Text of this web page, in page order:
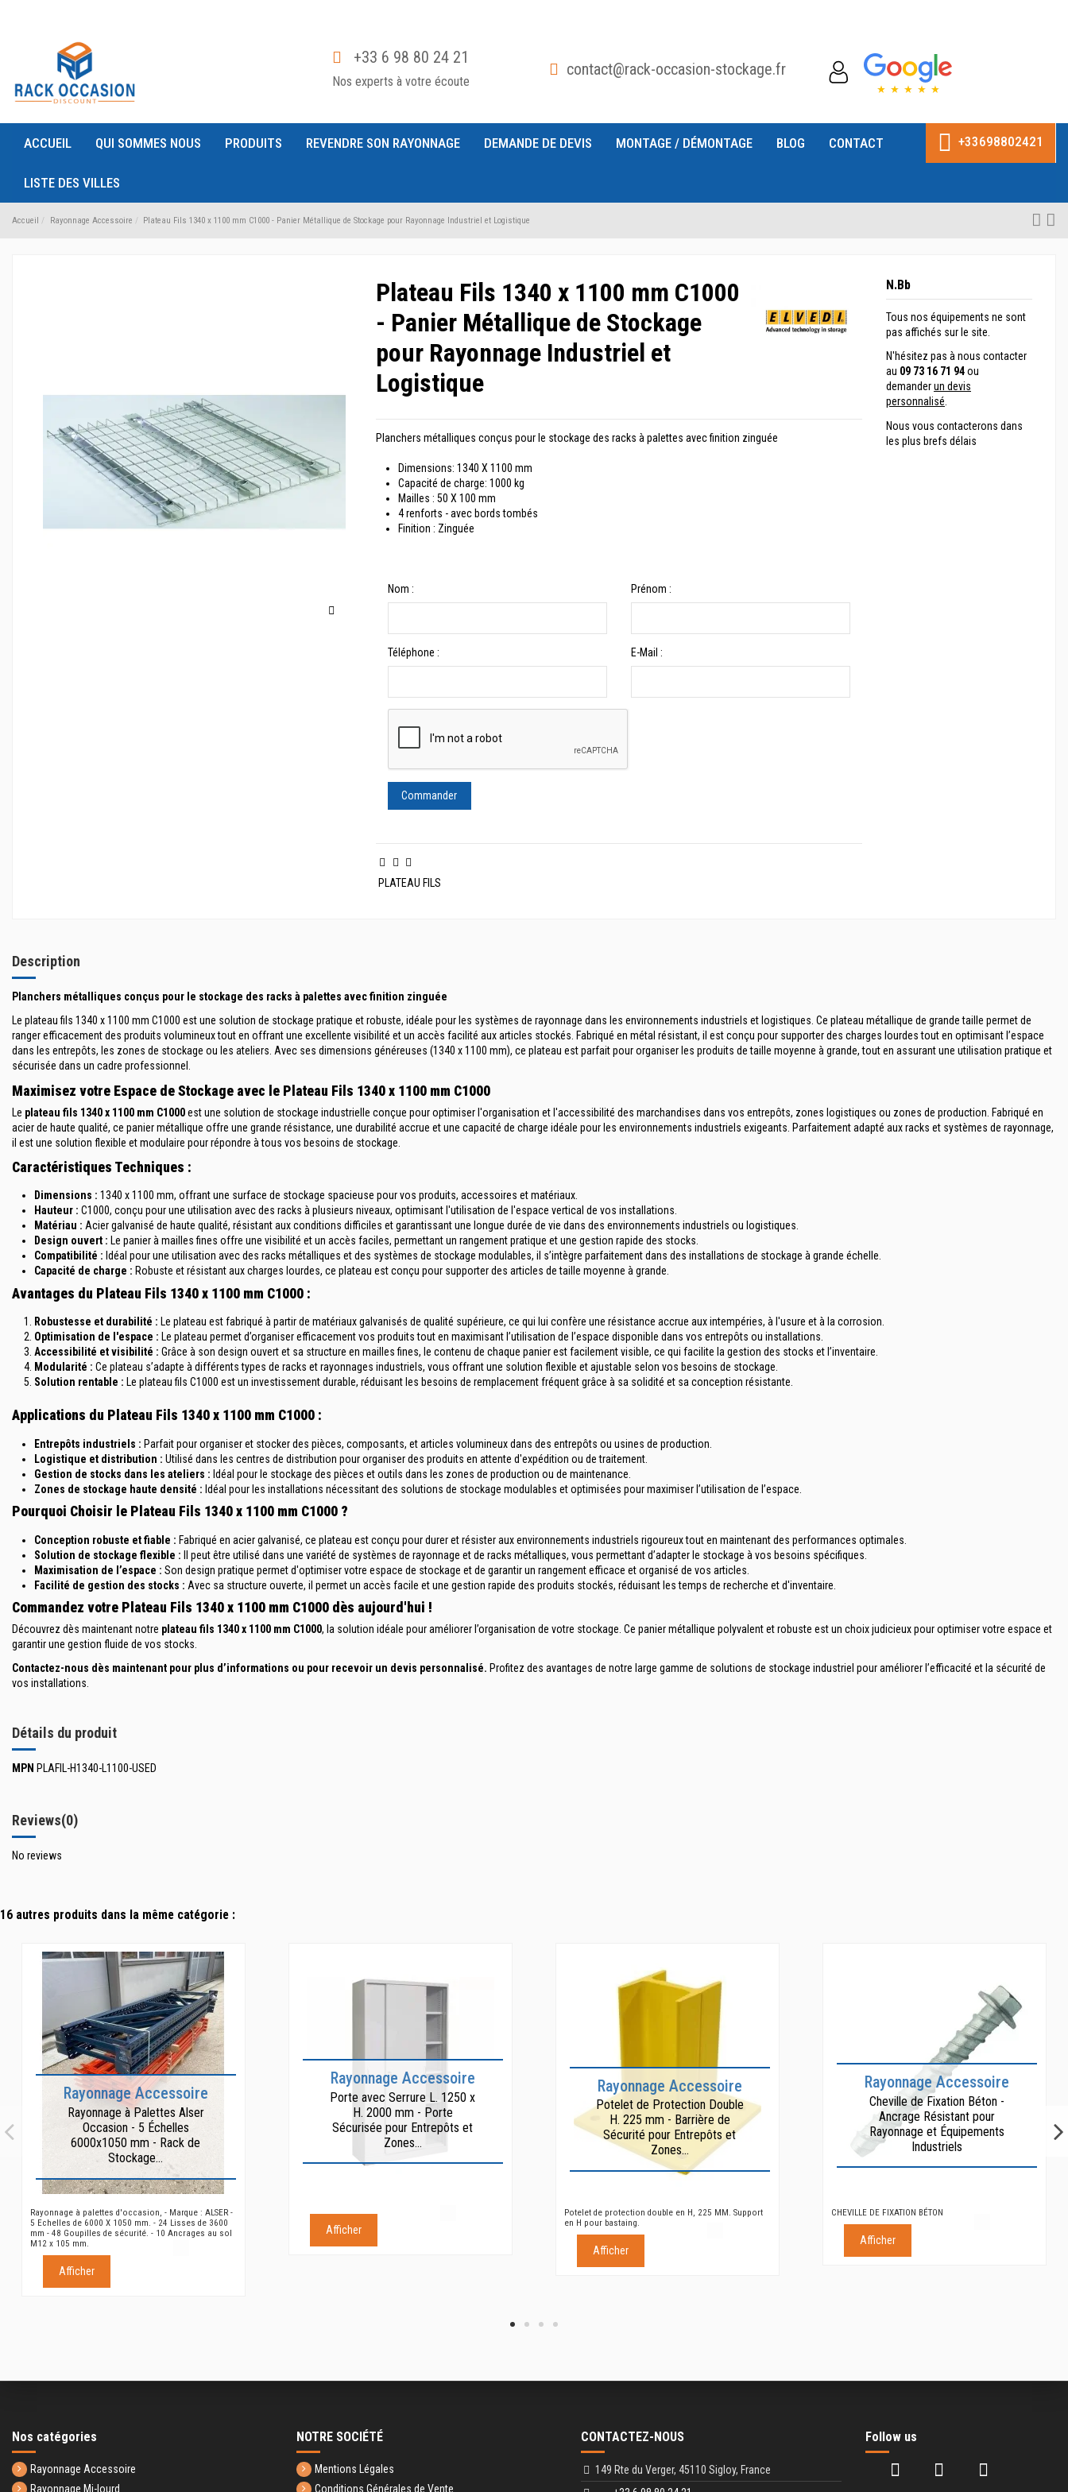
+33 6 98 80 24 21
Nos experts à votre écoute
contact@rack-occasion-stockage.fr
ACCUEIL QUI SOMMES NOUS PRODUITS REVENDRE SON RAYONNAGE DEMANDE DE DEVIS MONTAGE / DÉMONTAGE BLOG CONTACT +33698802421
LISTE DES VILLES
Accueil Rayonnage Accessoire Plateau Fils 1340 x 1100 mm C1000 - Panier Métallique de Stockage pour Rayonnage Industriel et Logistique
Plateau Fils 1340 x 1100 mm C1000
- Panier Métallique de Stockage
pour Rayonnage Industriel et
Logistique
Planchers métalliques conçus pour le stockage des racks à palettes avec finition zinguée
Dimensions: 1340 X 1100 mm
Capacité de charge: 1000 kg
Mailles : 50 X 100 mm
4 renforts - avec bords tombés
Finition : Zinguée
Nom : Prénom :
Téléphone : E-Mail :
Commander
PLATEAU FILS
N.Bb
Tous nos équipements ne sont
pas affichés sur le site.
N'hésitez pas à nous contacter
au 09 73 16 71 94ou
demanderun devis
personnalisé.
Nous vous contacterons dans
les plus brefs délais
Description
Planchers métalliques conçus pour le stockage des racks à palettes avec finition zinguée
Le plateau fils 1340 x 1100 mm C1000 est une solution de stockage pratique et robuste, idéale pour les systèmes de rayonnage dans les environnements industriels et logistiques. Ce plateau métallique de grande taille permet de
ranger efficacement des produits volumineux tout en offrant une excellente visibilité et un accès facilité aux articles stockés. Fabriqué en métal résistant, il est conçu pour supporter des charges lourdes tout en optimisant l’espace
dans les entrepôts, les zones de stockage ou les ateliers. Avec ses dimensions généreuses (1340 x 1100 mm), ce plateau est parfait pour organiser les produits de taille moyenne à grande, tout en assurant une utilisation pratique et
sécurisée dans un cadre professionnel.
Maximisez votre Espace de Stockage avec le Plateau Fils 1340 x 1100 mm C1000
Le plateau fils 1340 x 1100 mm C1000est une solution de stockage industrielle conçue pour optimiser l'organisation et l'accessibilité des marchandises dans vos entrepôts, zones logistiques ou zones de production. Fabriqué en
acier de haute qualité, ce panier métallique offre une grande résistance, une durabilité accrue et une capacité de charge idéale pour les environnements industriels exigeants. Parfaitement adapté aux racks et systèmes de rayonnage,
il est une solution flexible et modulaire pour répondre à tous vos besoins de stockage.
Caractéristiques Techniques :
Dimensions : 1340 x 1100 mm, offrant une surface de stockage spacieuse pour vos produits, accessoires et matériaux.
Hauteur : C1000, conçu pour une utilisation avec des racks à plusieurs niveaux, optimisant l'utilisation de l'espace vertical de vos installations.
Matériau : Acier galvanisé de haute qualité, résistant aux conditions difficiles et garantissant une longue durée de vie dans des environnements industriels ou logistiques.
Design ouvert : Le panier à mailles fines offre une visibilité et un accès faciles, permettant un rangement pratique et une gestion rapide des stocks.
Compatibilité : Idéal pour une utilisation avec des racks métalliques et des systèmes de stockage modulables, il s’intègre parfaitement dans des installations de stockage à grande échelle.
Capacité de charge : Robuste et résistant aux charges lourdes, ce plateau est conçu pour supporter des articles de taille moyenne à grande.
Avantages du Plateau Fils 1340 x 1100 mm C1000 :
Robustesse et durabilité : Le plateau est fabriqué à partir de matériaux galvanisés de qualité supérieure, ce qui lui confère une résistance accrue aux intempéries, à l'usure et à la corrosion.
Optimisation de l'espace : Le plateau permet d’organiser efficacement vos produits tout en maximisant l’utilisation de l’espace disponible dans vos entrepôts ou installations.
Accessibilité et visibilité : Grâce à son design ouvert et sa structure en mailles fines, le contenu de chaque panier est facilement visible, ce qui facilite la gestion des stocks et l’inventaire.
Modularité : Ce plateau s’adapte à différents types de racks et rayonnages industriels, vous offrant une solution flexible et ajustable selon vos besoins de stockage.
Solution rentable : Le plateau fils C1000 est un investissement durable, réduisant les besoins de remplacement fréquent grâce à sa solidité et sa conception résistante.
Applications du Plateau Fils 1340 x 1100 mm C1000 :
Entrepôts industriels : Parfait pour organiser et stocker des pièces, composants, et articles volumineux dans des entrepôts ou usines de production.
Logistique et distribution : Utilisé dans les centres de distribution pour organiser des produits en attente d'expédition ou de traitement.
Gestion de stocks dans les ateliers : Idéal pour le stockage des pièces et outils dans les zones de production ou de maintenance.
Zones de stockage haute densité : Idéal pour les installations nécessitant des solutions de stockage modulables et optimisées pour maximiser l’utilisation de l’espace.
Pourquoi Choisir le Plateau Fils 1340 x 1100 mm C1000 ?
Conception robuste et fiable : Fabriqué en acier galvanisé, ce plateau est conçu pour durer et résister aux environnements industriels rigoureux tout en maintenant des performances optimales.
Solution de stockage flexible : Il peut être utilisé dans une variété de systèmes de rayonnage et de racks métalliques, vous permettant d’adapter le stockage à vos besoins spécifiques.
Maximisation de l’espace : Son design pratique permet d'optimiser votre espace de stockage et de garantir un rangement efficace et organisé de vos articles.
Facilité de gestion des stocks : Avec sa structure ouverte, il permet un accès facile et une gestion rapide des produits stockés, réduisant les temps de recherche et d'inventaire.
Commandez votre Plateau Fils 1340 x 1100 mm C1000 dès aujourd'hui !
Découvrez dès maintenant notre plateau fils 1340 x 1100 mm C1000, la solution idéale pour améliorer l’organisation de votre stockage. Ce panier métallique polyvalent et robuste est un choix judicieux pour optimiser votre espace et
garantir une gestion fluide de vos stocks.
Contactez-nous dès maintenant pour plus d’informations ou pour recevoir un devis personnalisé. Profitez des avantages de notre large gamme de solutions de stockage industriel pour améliorer l’efficacité et la sécurité de
vos installations.
Détails du produit
MPN PLAFIL-H1340-L1100-USED
Reviews(0)
No reviews
16 autres produits dans la même catégorie :
Rayonnage Accessoire
Rayonnage à Palettes Alser
Occasion - 5 Échelles
6000x1050 mm - Rack de
Stockage...
Rayonnage à palettes d'occasion, - Marque : ALSER -
5 Echelles de 6000 X 1050 mm. - 24 Lisses de 3600
mm - 48 Goupilles de sécurité. - 10 Ancrages au sol
M12 x 105 mm.
Afficher
Rayonnage Accessoire
Porte avec Serrure L. 1250 x
H. 2000 mm - Porte
Sécurisée pour Entrepôts et
Zones...
Afficher
Rayonnage Accessoire
Potelet de Protection Double
H. 225 mm - Barrière de
Sécurité pour Entrepôts et
Zones...
Potelet de protection double en H, 225 MM. Support
en H pour bastaing.
Afficher
Rayonnage Accessoire
Cheville de Fixation Béton -
Ancrage Résistant pour
Rayonnage et Équipements
Industriels
CHEVILLE DE FIXATION BÉTON
Afficher
Nos catégories
Rayonnage Accessoire
Rayonnage Mi-lourd
NOTRE SOCIÉTÉ
Mentions Légales
Conditions Générales de Vente
CONTACTEZ-NOUS
149 Rte du Verger, 45110 Sigloy, France
Follow us